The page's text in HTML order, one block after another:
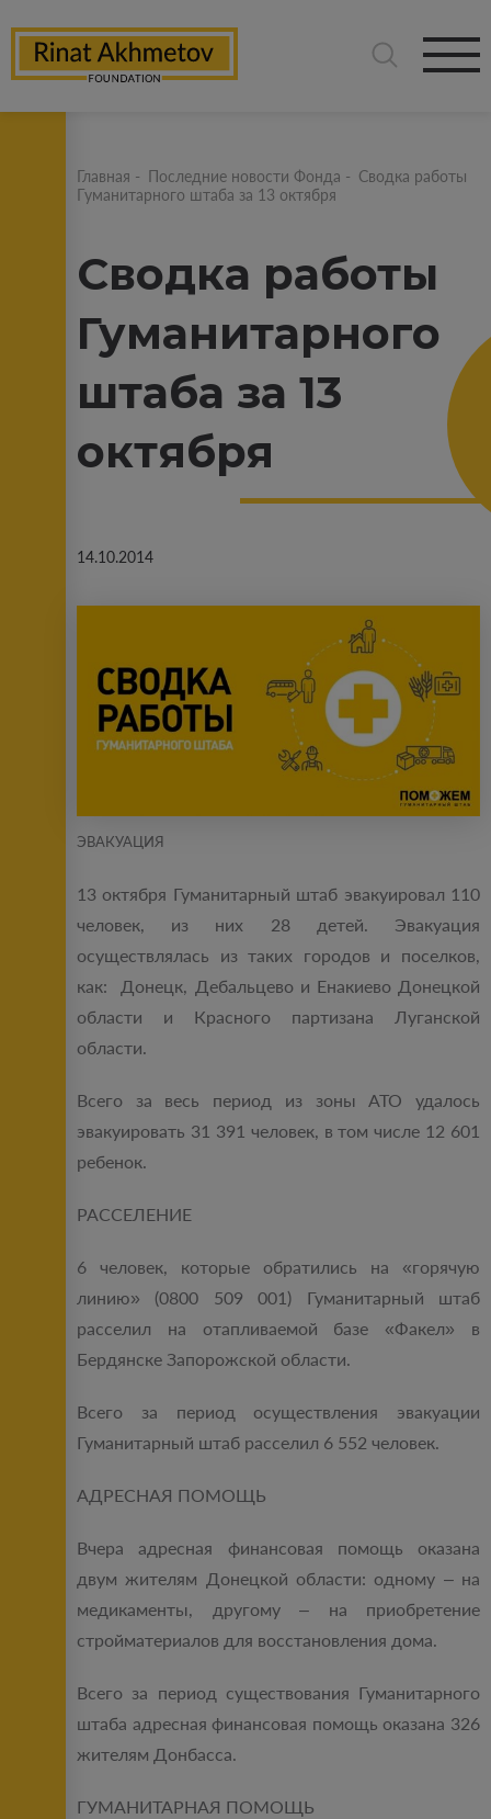
Главная - Последние новости Фонда - Сводка работы
Гуманитарного штаба за 13 октября
Сводка работы
Гуманитарного
штаба за 13
октября
14.10.2014
ЭВАКУАЦИЯ
13 октября Гуманитарный штаб эвакуировал 110
человек, из них 28 детей. Эвакуация
осуществлялась из таких городов и поселков,
как: Донецк, Дебальцево и Енакиево Донецкой
области и Красного партизана Луганской
области.
Всего за весь период из зоны АТО удалось
эвакуировать 31 391 человек, в том числе 12 601
ребенок.
РАССЕЛЕНИЕ
6 человек, которые обратились на «горячую
линию» (0800 509 001) Гуманитарный штаб
расселил на отапливаемой базе «Факел» в
Бердянске Запорожской области.
Всего за период осуществления эвакуации
Гуманитарный штаб расселил 6 552 человек.
АДРЕСНАЯ ПОМОЩЬ
Вчера адресная финансовая помощь оказана
двум жителям Донецкой области: одному – на
медикаменты, другому – на приобретение
стройматериалов для восстановления дома.
Всего за период существования Гуманитарного
штаба адресная финансовая помощь оказана 326
жителям Донбасса.
ГУМАНИТАРНАЯ ПОМОЩЬ